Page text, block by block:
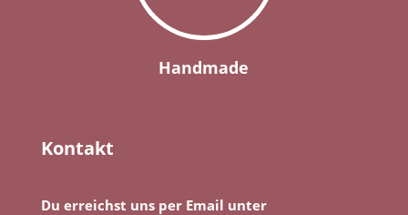
Handmade
Kontakt
Du erreichst uns per Email unter